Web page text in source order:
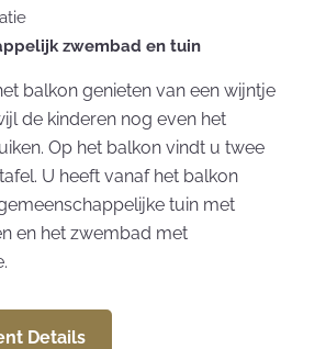
zwembad en tuin
balkon genieten van een wijntje
de kinderen nog even het
Op het balkon vindt u twee
U heeft vanaf het balkon
tuin met
en het zwembad met
Details